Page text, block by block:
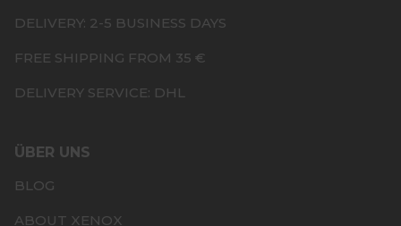
DELIVERY: 2-5 BUSINESS DAYS
FREE SHIPPING FROM 35 €
DELIVERY SERVICE: DHL
ÜBER UNS
BLOG
ABOUT XENOX